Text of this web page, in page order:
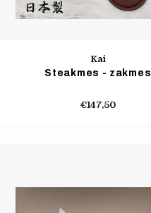
Kai
Steakmes - zakmes
€147,50